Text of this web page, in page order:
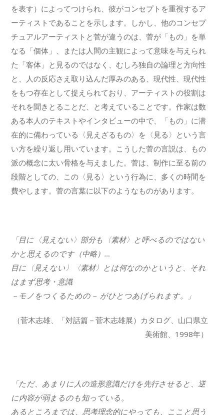
を表す）によってつけられ、彼がコンセプトを重視するア
ーティストであることを示します。しかし、他のコンセプ
チュアルアーティストと菅が違うのは、菅が「もの」を単
なる「個体」、または人間の主観によって意味を与えられ
た「客体」と見るのではなく、むしろ独自の論理と方向性
と、人の反応さえ取り込んだ厚みのある、現代性、現代性
をもつ存在として捉えられており、アーティストの役割は
それを聞きとることだ、と考えていることです。作家は数
ある本人のテキストやインタビューの中で、「もの」に潜
在的に備わっている〈見えざるもの〉を〈見る〉という言
い方を繰り返し用いています。こうした菅の言説は、もの
派の概念に太い骨格を与えました。菅は、制作に至る前の
段階としての、この〈見る〉という行為に、多くの時間を
費やします。菅の言葉に以下のようなものがあります。
「目に〈見えない〉部分も〈素材〉と呼べるのではない
かと思えるのです（中略）…
目に〈見えない〉〈素材〉とは何なのかというと、それ
はまず思考・意識
－モノをつくるための－ がひとつあげられます。」
（菅木志雄、「対話篇－菅木志雄展）カタログ、山口県立
美術館、1998年）
「ただ、あまりに人の造形意識だけを先行させると、逆
に内容が弱まるのも知っている。
あるところまでは、思考理念的にやっても、ここと思う